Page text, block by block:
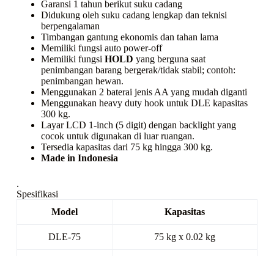
Garansi 1 tahun berikut suku cadang
Didukung oleh suku cadang lengkap dan teknisi
berpengalaman
Timbangan gantung ekonomis dan tahan lama
Memiliki fungsi auto power-off
Memiliki fungsi HOLD yang berguna saat
penimbangan barang bergerak/tidak stabil; contoh:
penimbangan hewan.
Menggunakan 2 baterai jenis AA yang mudah diganti
Menggunakan heavy duty hook untuk DLE kapasitas
300 kg.
Layar LCD 1-inch (5 digit) dengan backlight yang
cocok untuk digunakan di luar ruangan.
Tersedia kapasitas dari 75 kg hingga 300 kg.
Made in Indonesia
.
Spesifikasi
Model
Kapasitas
DLE-75 75 kg x 0.02 kg